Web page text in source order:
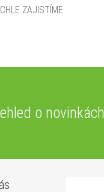
ZAJISTÍME
o novinkách